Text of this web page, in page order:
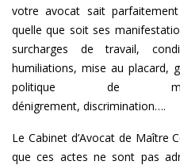
votre avocat sait
quelle que soit ses
surcharges de travail,
humiliations, mise au placard,
politique de
dénigrement, discrimination….
Le Cabinet d’Avocat de Maître
que ces actes ne sont pas